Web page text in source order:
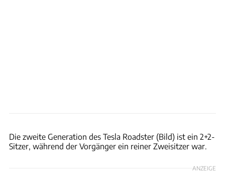
Die zweite Generation des Tesla Roadster (Bild) ist ein 2+2-
Sitzer, während der Vorgänger ein reiner Zweisitzer war.
ANZEIGE